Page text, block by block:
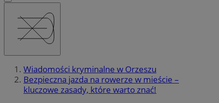
Wiadomości kryminalne w Orzeszu
Bezpieczna jazda na rowerze w mieście –
kluczowe zasady, które warto znać!